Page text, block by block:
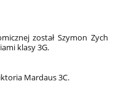
został Szymon Zych
klasy 3G.
Mardaus 3C.